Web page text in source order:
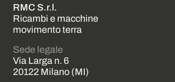
RMC S.r.l.
Ricambi e macchine
movimento terra
Sede legale
Via Larga n. 6
20122 Milano (MI)